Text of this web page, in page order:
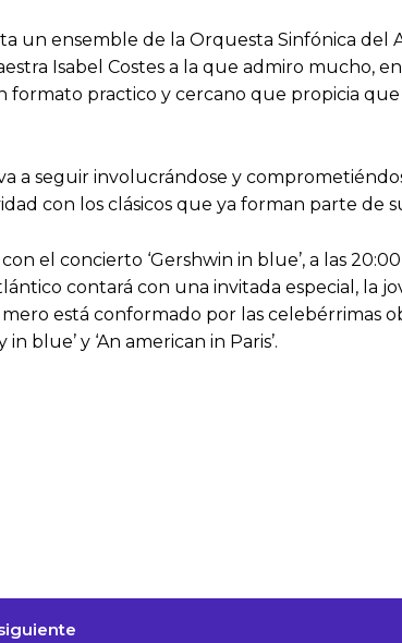
un ensemble de la Orquesta Sinfónica del
Isabel Costes a la que admiro mucho,
practico y cercano que propicia que
a seguir involucrándose y
con los clásicos que ya forman parte de
el concierto ‘Gershwin in blue’, a las
contará con una invitada especial, la
está conformado por las celebérrimas
blue’ y ‘An american in Paris’.